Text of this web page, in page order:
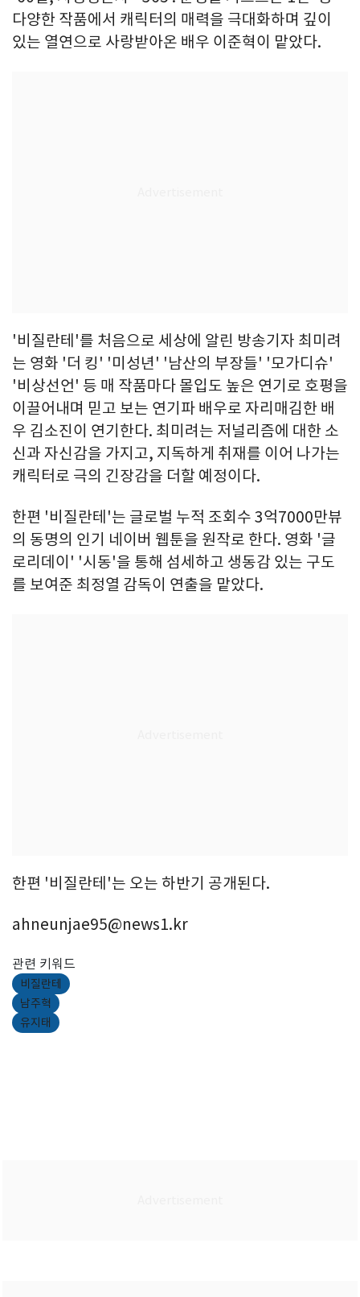
다양한 작품에서 캐릭터의 매력을 극대화하며 깊이
있는 열연으로 사랑받아온 배우 이준혁이 맡았다.
'비질란테'를 처음으로 세상에 알린 방송기자 최미려
는 영화 '더 킹' '미성년' '남산의 부장들' '모가디슈'
'비상선언' 등 매 작품마다 몰입도 높은 연기로 호평을
이끌어내며 믿고 보는 연기파 배우로 자리매김한 배
우 김소진이 연기한다. 최미려는 저널리즘에 대한 소
신과 자신감을 가지고, 지독하게 취재를 이어 나가는
캐릭터로 극의 긴장감을 더할 예정이다.
한편 '비질란테'는 글로벌 누적 조회수 3억7000만뷰
의 동명의 인기 네이버 웹툰을 원작로 한다. 영화 '글
로리데이' '시동'을 통해 섬세하고 생동감 있는 구도
를 보여준 최정열 감독이 연출을 맡았다.
한편 '비질란테'는 오는 하반기 공개된다.
ahneunjae95@news1.kr
관련 키워드
비질란테
남주혁
유지태